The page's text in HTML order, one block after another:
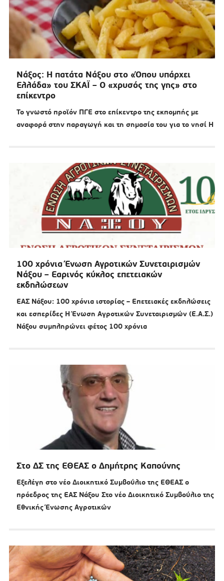
Νάξος: Η πατάτα Νάξου στο «Όπου υπάρχει
Ελλάδα» του ΣΚΑΪ – Ο «χρυσός της γης» στο
επίκεντρο
Το γνωστό προϊόν ΠΓΕ στο επίκεντρο της εκπομπής με
αναφορά στην παραγωγή και τη σημασία του για το νησί Η
100 χρόνια Ένωση Αγροτικών Συνεταιρισμών
Νάξου – Εαρινός κύκλος επετειακών
εκδηλώσεων
ΕΑΣ Νάξου: 100 χρόνια ιστορίας – Επετειακές εκδηλώσεις
και εσπερίδες Η Ένωση Αγροτικών Συνεταιρισμών (Ε.Α.Σ.)
Νάξου συμπληρώνει φέτος 100 χρόνια
Στο ΔΣ της ΕΘΕΑΣ ο Δημήτρης Καπούνης
Εξελέγη στο νέο Διοικητικό Συμβούλιο της ΕΘΕΑΣ ο
πρόεδρος της ΕΑΣ Νάξου Στο νέο Διοικητικό Συμβούλιο της
Εθνικής Ένωσης Αγροτικών